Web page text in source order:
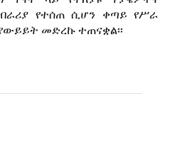
የተሰጠ ሲሆን ቀጣይ የሥራ
መድረኩ ተጠናቋል፡፡